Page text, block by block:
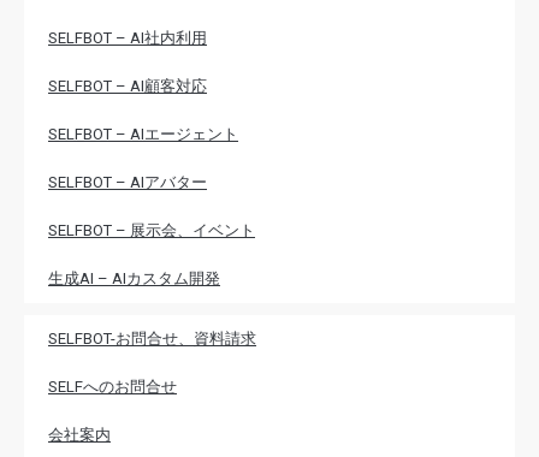
SELFBOT – AI社内利用
SELFBOT – AI顧客対応
SELFBOT – AIエージェント
SELFBOT – AIアバター
SELFBOT – 展示会、イベント
生成AI – AIカスタム開発
SELFBOT-お問合せ、資料請求
SELFへのお問合せ
会社案内